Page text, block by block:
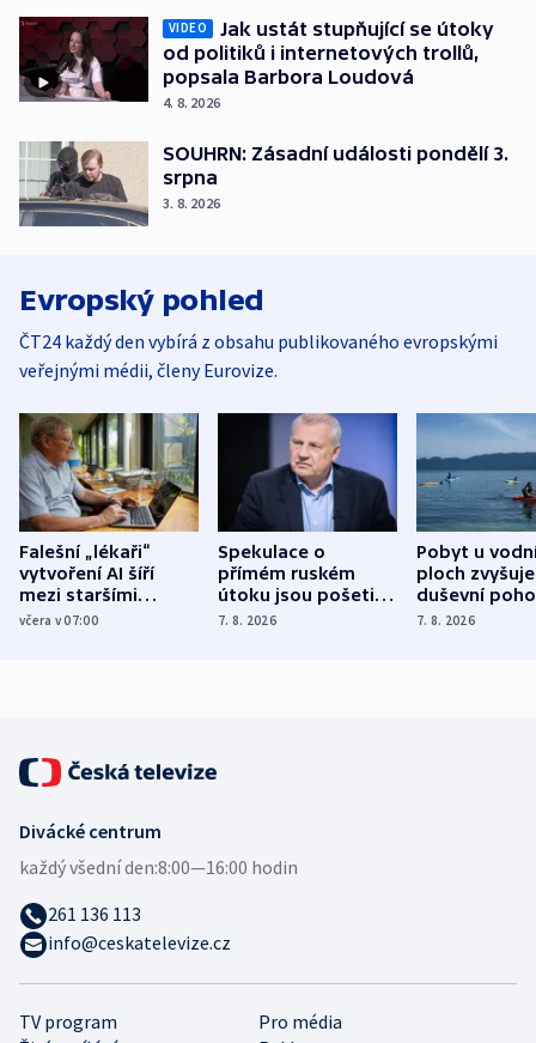
VIDEO
Jak ustát stupňující se útoky
od politiků i internetových trollů,
popsala Barbora Loudová
4. 8. 2026
SOUHRN: Zásadní události pondělí 3.
srpna
3. 8. 2026
Evropský pohled
ČT24 každý den vybírá z obsahu publikovaného evropskými
veřejnými médii, členy Eurovize.
Falešní „lékaři“
vytvoření AI šíří
mezi staršími
Poláky nebezpečné
včera v 07:00
Spekulace o
přímém ruském
útoku jsou pošetilé,
míní estonský
7. 8. 2026
Pobyt u
ploch zvyšuje
duševní
ukázala
7. 8. 2026
TV program
Pro média
Divácké centrum
každý všední den:8:00—16:00 hodin
261 136 113
info@ceskatelevize.cz